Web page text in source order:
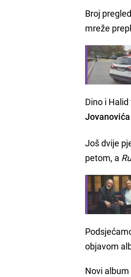
Broj
mreže
Dino i
Jovanovića
Još dvije
petom, a
objavom
Novi